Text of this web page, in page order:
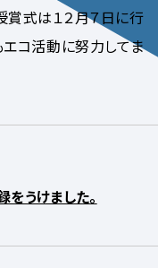
賞式は１２月７日に行
コ活動に努力してま
うけました。